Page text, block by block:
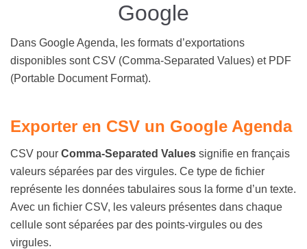
Google
Dans Google Agenda, les formats d’exportations
disponibles sont CSV (Comma-Separated Values) et PDF
(Portable Document Format).
Exporter en CSV un Google Agenda
CSV pour Comma-Separated Values signifie en français
valeurs séparées par des virgules. Ce type de fichier
représente les données tabulaires sous la forme d’un texte.
Avec un fichier CSV, les valeurs présentes dans chaque
cellule sont séparées par des points-virgules ou des
virgules.